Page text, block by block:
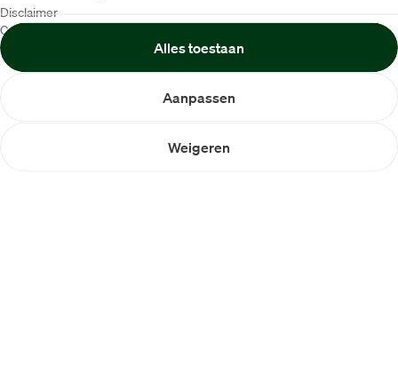
Weigeren
Aanpassen
Alles toestaan
Disclaimer
Cookiebeleid
Privacybeleid